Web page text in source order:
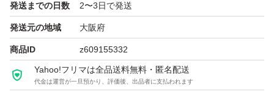
発送までの日数 2〜3日で発送
発送元の地域 大阪府
商品ID z609155332
Yahoo!フリマは全品送料無料・匿名配送
代金は運営が一旦預かり、評価後、出品者に支払われます